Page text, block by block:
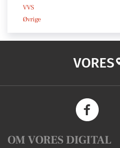
VVS
Øvrige
VORES
OM VORES DIGITAL